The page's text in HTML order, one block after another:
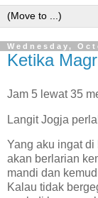
Wednesday,
Ketika
Jam 5 lewat 35
Langit Jogja
Yang aku ingat
akan berlarian
mandi dan
Kalau tidak